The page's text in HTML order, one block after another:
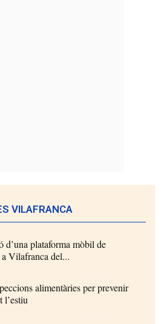
VILAFRANCA
d’una plataforma mòbil de
Vilafranca del...
alimentàries per prevenir
l’estiu